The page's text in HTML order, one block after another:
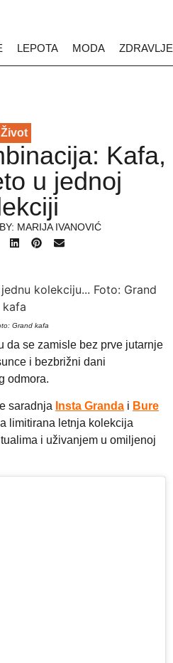
LEPOTA MODA ZDRAVLJE
Život
Kafa,
u jednoj
BY: MARIJA IVANOVIĆ
Grand kafa
da se zamisle bez prve jutarnje
i bezbrižni dani
odmora.
saradnja Insta Granda i Bure
limitirana letnja kolekcija
i uživanjem u omiljenoj